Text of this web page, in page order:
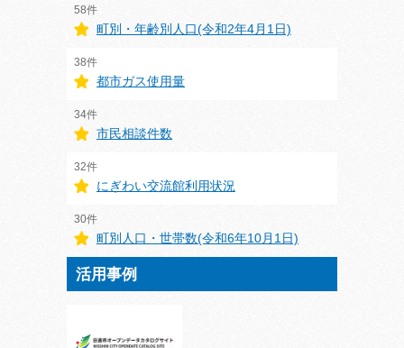
58件
町別・年齢別人口(令和2年4月1日)
38件
都市ガス使用量
34件
市民相談件数
32件
にぎわい交流館利用状況
30件
町別人口・世帯数(令和6年10月1日)
活用事例